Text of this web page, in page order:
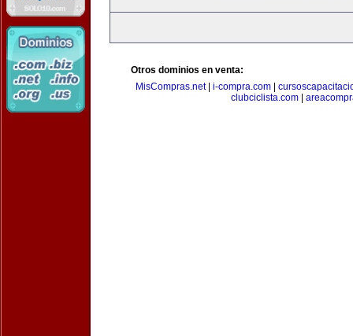
Otros dominios en venta:
MisCompras.net| i-compra.com|
clubciclista.com|